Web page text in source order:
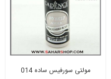
مولتی سورفیس ساده 014